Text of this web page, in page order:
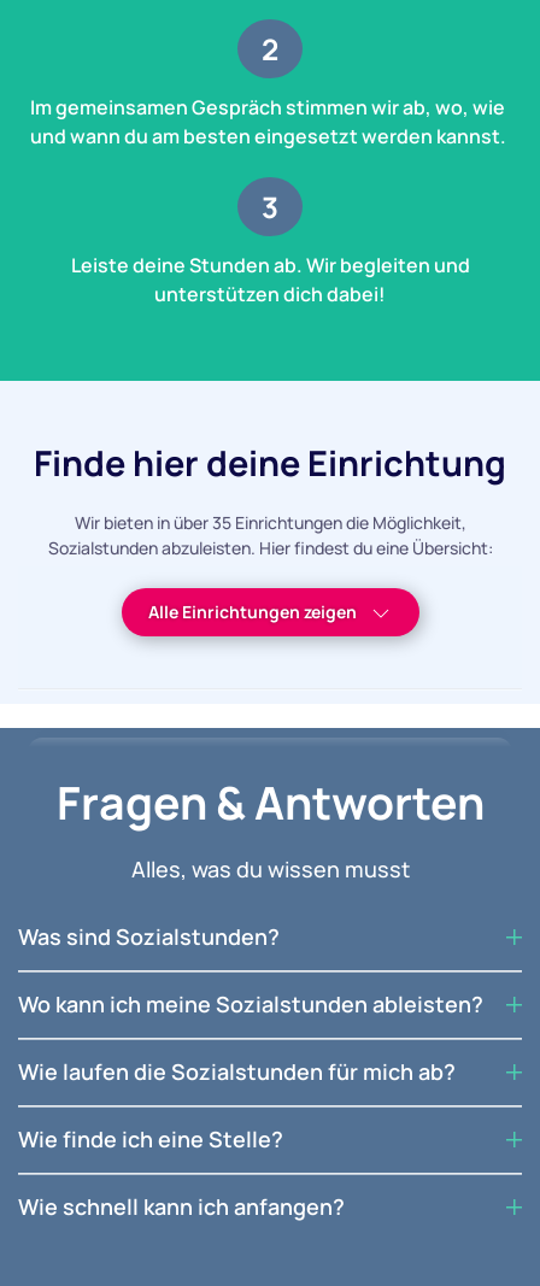
2
Im gemeinsamen Gespräch stimmen wir ab, wo, wie
und wann du am besten eingesetzt werden kannst.
3
Leiste deine Stunden ab. Wir begleiten und
unterstützen dich dabei!
Finde hier deine Einrichtung
Wir bieten in über 35 Einrichtungen die Möglichkeit,
Sozialstunden abzuleisten. Hier findest du eine Übersicht:
Alle Einrichtungen Region Fildern Region Mitte
Cannstatter Inzel
Jugendtreff
0711 - 560048
Kinder- und Jugendhaus
Bartensteiner Str. 11
70435 Stuttgart
0711 - 871990
www.haus-11.com/
Alle Einrichtungen zeigen
Fragen & Antworten
Alles, was du wissen musst
Was sind Sozialstunden?
Wo kann ich meine Sozialstunden ableisten?
Wie laufen die Sozialstunden für mich ab?
Wie finde ich eine Stelle?
Wie schnell kann ich anfangen?